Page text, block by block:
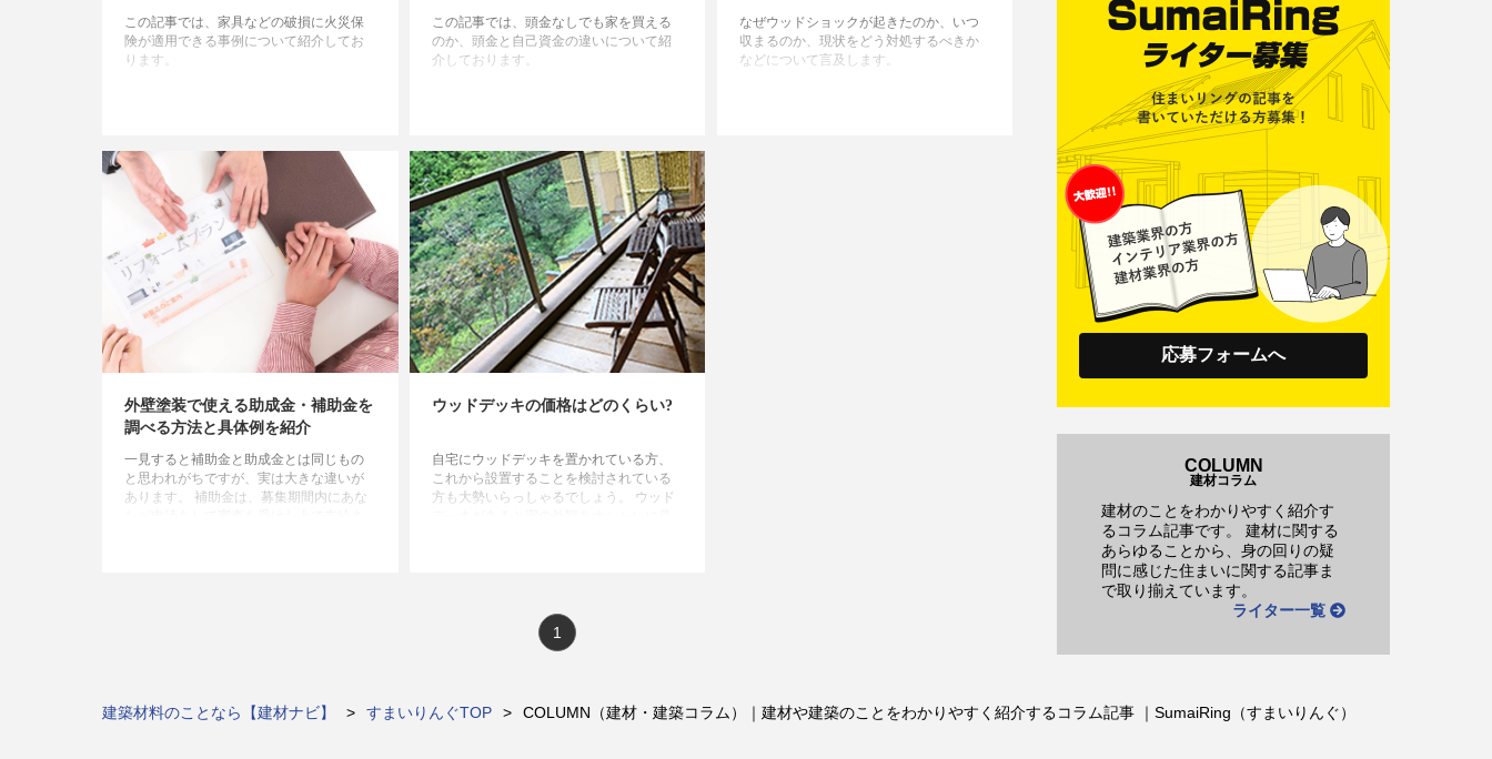
この記事では、家具などの破損に火災保
険が適用できる事例について紹介してお
ります。
この記事では、頭金なしでも家を買える
のか、頭金と自己資金の違いについて紹
介しております。
なぜウッドショックが起きたのか、いつ
収まるのか、現状をどう対処するべきか
などについて言及します。
外壁塗装で使える助成金・補助金を
調べる方法と具体例を紹介
一見すると補助金と助成金とは同じもの
と思われがちですが、実は大きな違いが
あります。 補助金は、募集期間内にあな
ウッドデッキの価格はどのくらい?
自宅にウッドデッキを置かれている方、
これから設置することを検討されている
方も大勢いらっしゃるでしょう。 ウッド
1
応募フォームへ
COLUMN
建材コラム
建材のことをわかりやすく紹介す
るコラム記事です。 建材に関する
あらゆることから、身の回りの疑
問に感じた住まいに関する記事ま
で取り揃えています。
ライター一覧
建築材料のことなら【建材ナビ】 すまいりんぐTOP COLUMN（建材・建築コラム）｜建材や建築のことをわかりやすく紹介するコラム記事 ｜SumaiRing（すまいりんぐ）